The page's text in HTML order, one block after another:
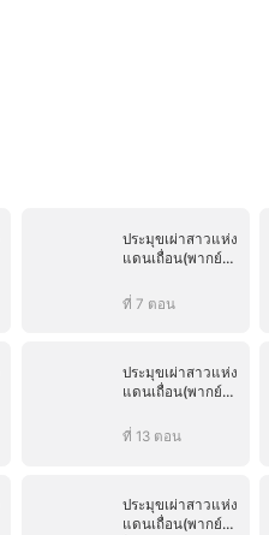
ประมุขเผ่าสาวแห่ง
แดนเถื่อน(พากย์
ที่ 7 ตอน
ประมุขเผ่าสาวแห่ง
แดนเถื่อน(พากย์
ที่ 13 ตอน
ประมุขเผ่าสาวแห่ง
แดนเถื่อน(พากย์